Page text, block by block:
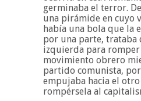
germinaba el terror.
una pirámide en cuyo
había una bola que la
por una parte, trataba
izquierda para romper
movimiento obrero
partido comunista,
empujaba hacia el
rompérsela al